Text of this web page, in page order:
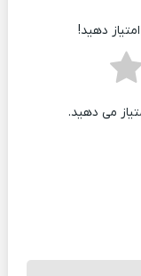
دهید!
می دهید.